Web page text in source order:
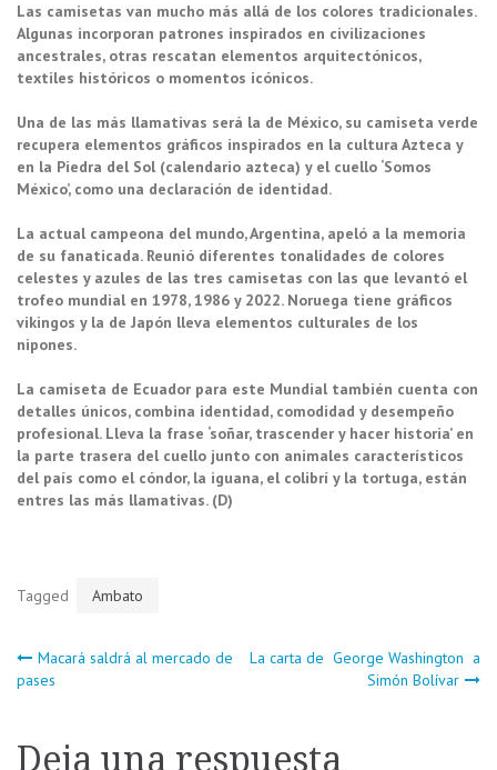
Las camisetas van mucho más allá de los colores tradicionales.
Algunas incorporan patrones inspirados en civilizaciones
ancestrales, otras rescatan elementos arquitectónicos,
textiles históricos o momentos icónicos.
Una de las más llamativas será la de México, su camiseta verde
recupera elementos gráficos inspirados en la cultura Azteca y
en la Piedra del Sol (calendario azteca) y el cuello ‘Somos
México’, como una declaración de identidad.
La actual campeona del mundo, Argentina, apeló a la memoria
de su fanaticada. Reunió diferentes tonalidades de colores
celestes y azules de las tres camisetas con las que levantó el
trofeo mundial en 1978, 1986 y 2022. Noruega tiene gráficos
vikingos y la de Japón lleva elementos culturales de los
nipones.
La camiseta de Ecuador para este Mundial también cuenta con
detalles únicos, combina identidad, comodidad y desempeño
profesional. Lleva la frase ‘soñar, trascender y hacer historia’ en
la parte trasera del cuello junto con animales característicos
del país como el cóndor, la iguana, el colibrí y la tortuga, están
entres las más llamativas. (D)
Tagged Ambato
Navegación
Macará saldrá al mercado de
pases
La carta de George Washington a
Simón Bolívar
Deja una respuesta